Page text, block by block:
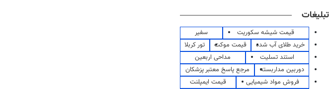
تبلیغات
قیمت شیشه سکوریت
سفیر
خرید طلای آب شده
قیمت موکت
تور کربلا
استند تسلیت
مداحی اربعین
دوربین مداربسته
مرجع پاسخ معتبر پزشکان
فروش مواد شیمیایی
قیمت ایمپلنت